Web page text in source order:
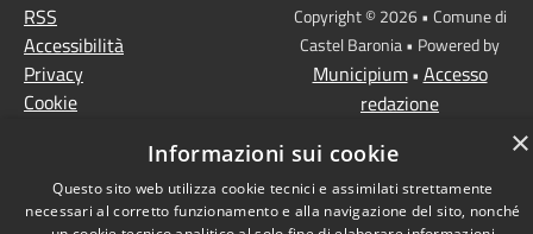
RSS
Accessibilità
Privacy
Cookie
Copyright © 2026 • Comune di
Castel Baronia • Powered by
Municipium• Accesso
redazione
×
Informazioni sui cookie
Questo sito web utilizza cookie tecnici e assimilati strettamente
necessari al corretto funzionamento e alla navigazione del sito, nonché